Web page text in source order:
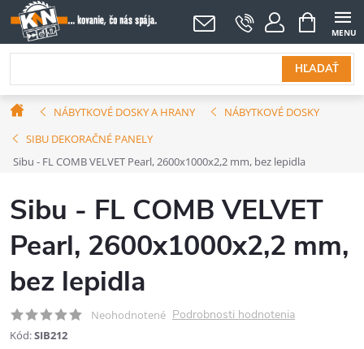
Prejsť
na
obsah
HĽADAŤ
NÁKUPNÝ
KOŠÍK
DomovNÁBYTKOVÉ DOSKY A HRANY
NÁBYTKOVÉ DOSKY
SIBU DEKORAČNÉ PANELY
Sibu - FL COMB VELVET Pearl, 2600x1000x2,2 mm, bez lepidla
Sibu - FL COMB VELVET
Pearl, 2600x1000x2,2 mm,
bez lepidla
Neohodnotené Podrobnosti hodnotenia
Kód:SIB212